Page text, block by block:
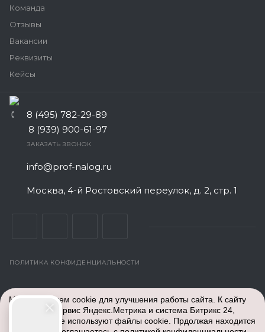
Команда
Отзывы
Вакансии
Реквизиты
Кейсы
8 (495) 782-29-89
8 (939) 900-61-97
ЗАКАЗАТЬ ЗВОНОК
info@prof-nalog.ru
Москва, 4-й Ростовский переулок, д. 2, стр. 1
ПОЛИТИКА КОНФИДЕНЦИАЛЬНОСТИ
© Все права защищены. 2026Центр Бухгалтерского
обслуживания- аутсорсинг бух услуг для ИП и ООО
недорого. Работаем по всей России: Москва и Московская
область, Санкт-Петербург, Екатеринбург, Тверь, Белгород,
Мы используем cookie для улучшения работы сайта. К сайту
подключен сервис Яндекс.Метрика и система Битрикс 24,
которые также используют файлы cookie. Прдолжая находится